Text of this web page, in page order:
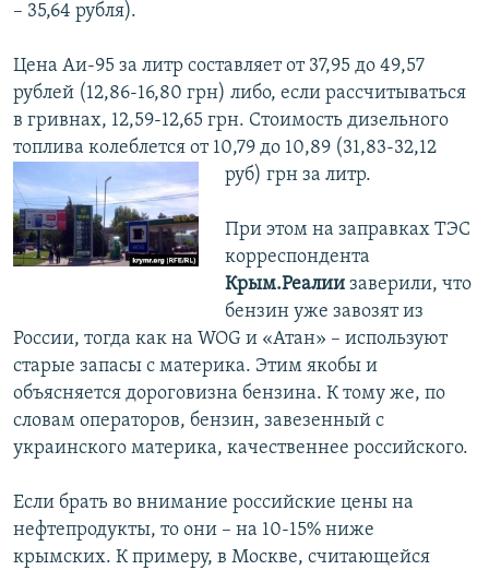
– 35,64 рубля).
Цена Аи-95 за литр составляет от 37,95 до 49,57
рублей (12,86-16,80 грн) либо, если рассчитываться
в гривнах, 12,59-12,65 грн. Стоимость дизельного
топлива колеблется от 10,79 до 10,89 (31,83-32,12
руб) грн за литр.
При этом на заправках TЭС
корреспондента
Крым.Реалиизаверили, что
бензин уже завозят из
России, тогда как на WOG и «Атан» – используют
старые запасы с материка. Этим якобы и
объясняется дороговизна бензина. К тому же, по
словам операторов, бензин, завезенный с
украинского материка, качественнее российского.
Если брать во внимание российские цены на
нефтепродукты, то они – на 10-15% ниже
крымских. К примеру, в Москве, считающейся